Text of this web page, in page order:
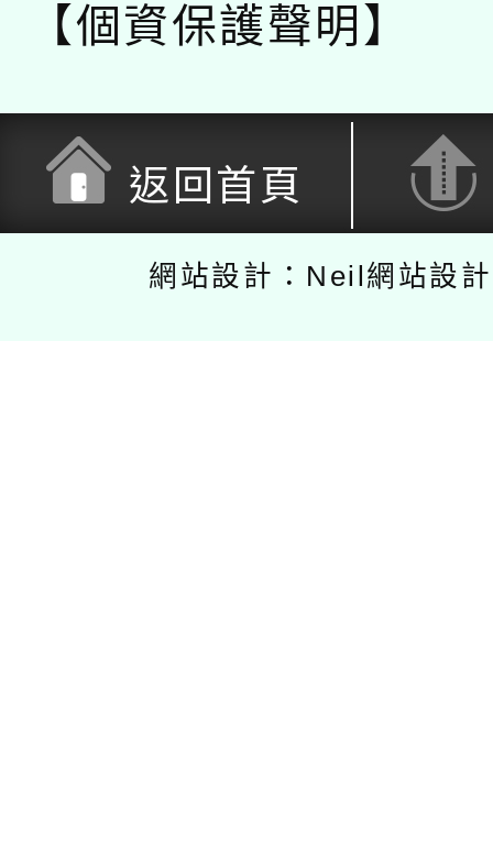
【個資保護聲明】
返回首頁
網站設計：Neil網站設